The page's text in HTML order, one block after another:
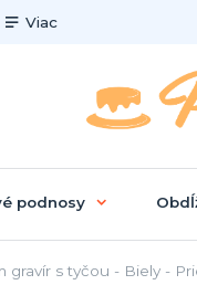
Viac
podnosy
gravír s tyčou - Biely -